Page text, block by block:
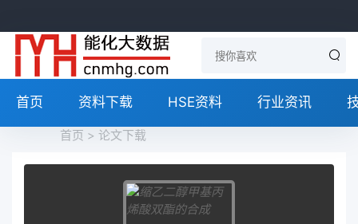
首页 资料下载 HSE资料 行业资讯
首页 > 论文下载